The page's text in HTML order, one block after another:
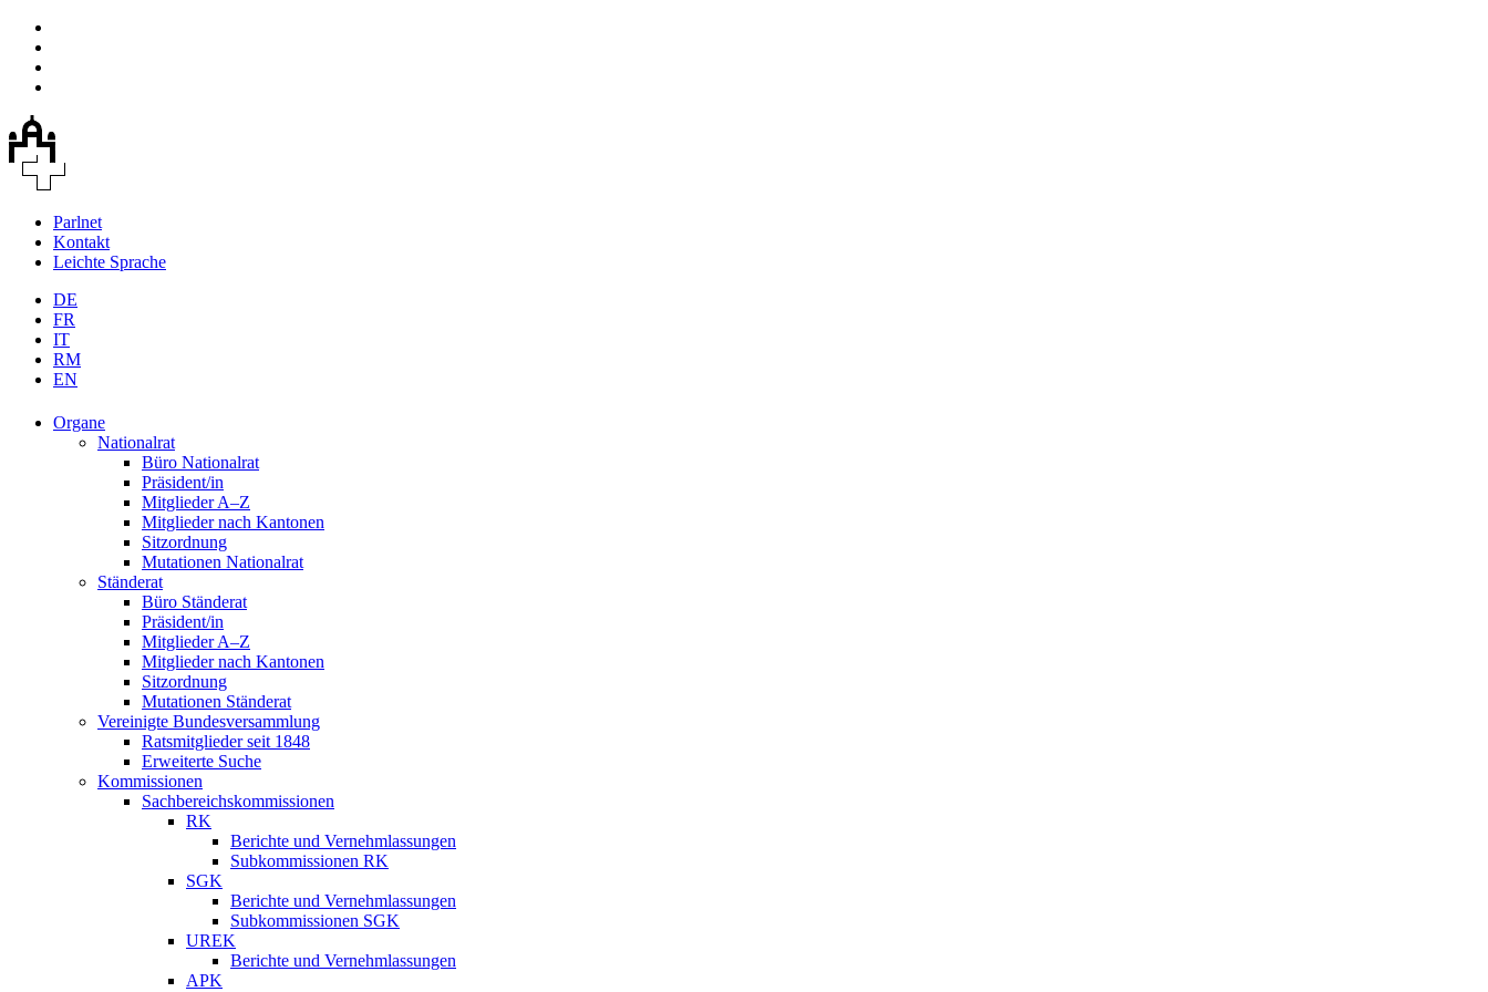
Parlnet
Kontakt
Leichte Sprache
DE
FR
IT
RM
EN
Organe
Nationalrat
Büro Nationalrat
Präsident/in
Mitglieder A–Z
Mitglieder nach Kantonen
Sitzordnung
Mutationen Nationalrat
Ständerat
Büro Ständerat
Präsident/in
Mitglieder A–Z
Mitglieder nach Kantonen
Sitzordnung
Mutationen Ständerat
Vereinigte Bundesversammlung
Ratsmitglieder seit 1848
Erweiterte Suche
Kommissionen
Sachbereichskommissionen
RK
Berichte und Vernehmlassungen
Subkommissionen RK
SGK
Berichte und Vernehmlassungen
Subkommissionen SGK
UREK
Berichte und Vernehmlassungen
APK